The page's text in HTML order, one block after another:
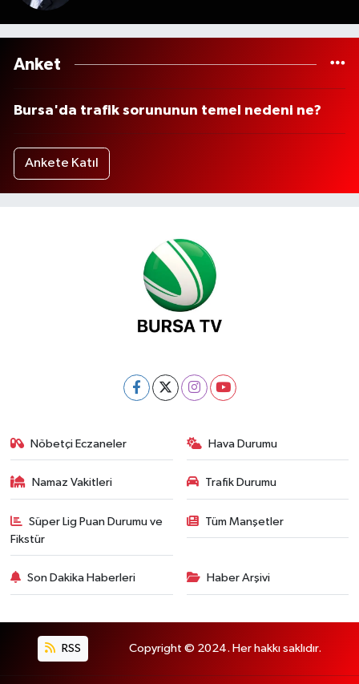
Anket
Bursa'da trafik sorununun temel nedeni ne?
Ankete Katıl
Nöbetçi Eczaneler Hava Durumu
Namaz Vakitleri Trafik Durumu
Süper Lig Puan Durumu ve
Fikstür
Tüm Manşetler
Son Dakika Haberleri Haber Arşivi
RSS Copyright © 2024. Her hakkı saklıdır.